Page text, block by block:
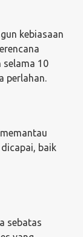
kebiasaan
selama 10
perlahan.
baik
sebatas